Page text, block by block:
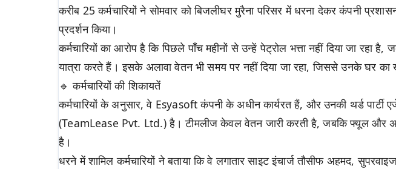
करीब 25 कर्मचारियों ने सोमवार को बिजलीघर मुरैना परिसर में धरना देकर कंपनी
प्रदर्शन किया।
कर्मचारियों का आरोप है कि पिछले पाँच महीनों से उन्हें पेट्रोल भत्ता नहीं दिया जा रहा
यात्रा करते हैं। इसके अलावा वेतन भी समय पर नहीं दिया जा रहा, जिससे उनके घर का
🔹 कर्मचारियों की शिकायतें
कर्मचारियों के अनुसार, वे Esyasoft कंपनी के अधीन कार्यरत हैं, और उनकी थर्ड पार्टी
(TeamLease Pvt. Ltd.) है। टीमलीज केवल वेतन जारी करती है, जबकि फ्यूल और
है।
धरने में शामिल कर्मचारियों ने बताया कि वे लगातार साइट इंचार्ज तौसीफ अहमद,